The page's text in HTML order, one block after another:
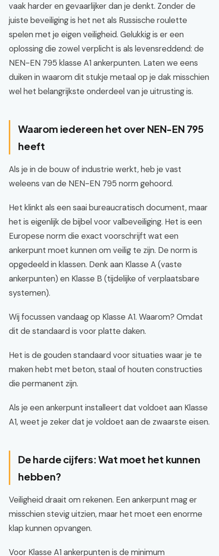
vaak harder en gevaarlijker dan je denkt. Zonder de
juiste beveiliging is het net als Russische roulette
spelen met je eigen veiligheid. Gelukkig is er een
oplossing die zowel verplicht is als levensreddend: de
NEN-EN 795 klasse A1 ankerpunten. Laten we eens
duiken in waarom dit stukje metaal op je dak misschien
wel het belangrijkste onderdeel van je uitrusting is.
Waarom iedereen het over NEN-EN 795
heeft
Als je in de bouw of industrie werkt, heb je vast
weleens van de NEN-EN 795 norm gehoord.
Het klinkt als een saai bureaucratisch document, maar
het is eigenlijk de bijbel voor valbeveiliging. Het is een
Europese norm die exact voorschrijft wat een
ankerpunt moet kunnen om veilig te zijn. De norm is
opgedeeld in klassen. Denk aan Klasse A (vaste
ankerpunten) en Klasse B (tijdelijke of verplaatsbare
systemen).
Wij focussen vandaag op Klasse A1. Waarom? Omdat
dit de standaard is voor platte daken.
Het is de gouden standaard voor situaties waar je te
maken hebt met beton, staal of houten constructies
die permanent zijn.
Als je een ankerpunt installeert dat voldoet aan Klasse
A1, weet je zeker dat je voldoet aan de zwaarste eisen.
De harde cijfers: Wat moet het kunnen
hebben?
Veiligheid draait om rekenen. Een ankerpunt mag er
misschien stevig uitzien, maar het moet een enorme
klap kunnen opvangen.
Voor Klasse A1 ankerpunten is de minimum